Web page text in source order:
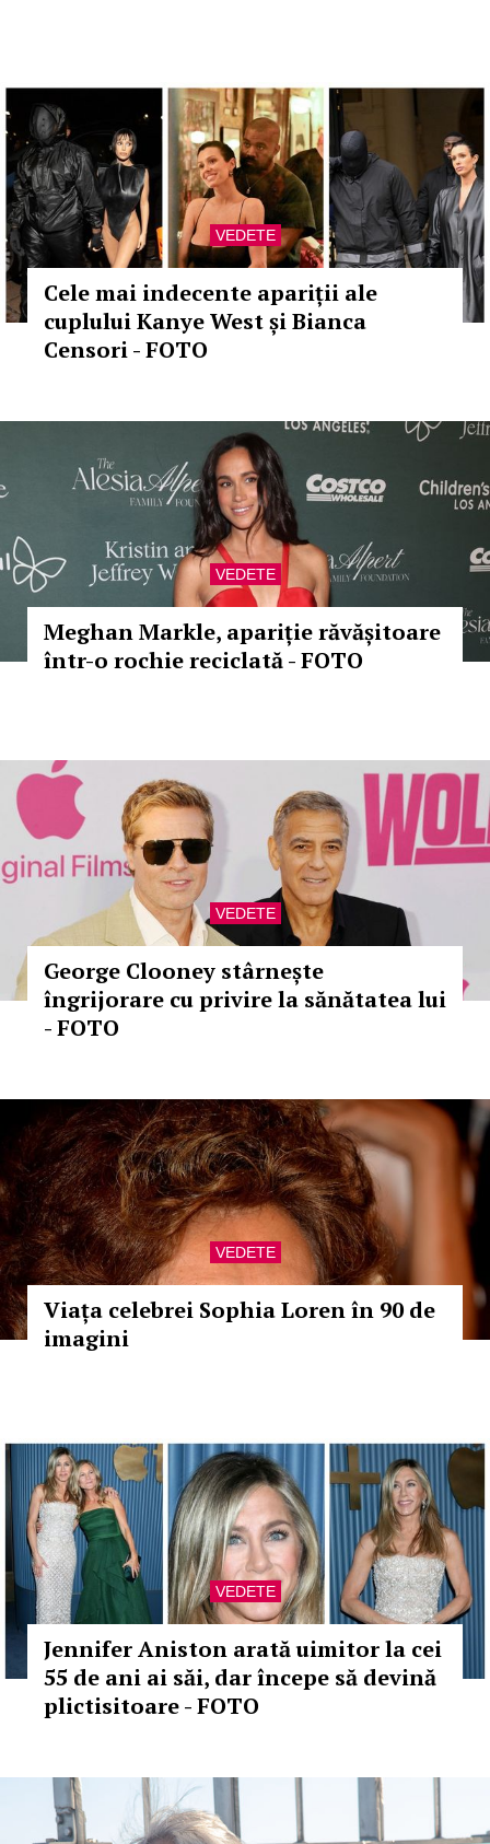
VEDETE
Cele mai indecente apariții ale
cuplului Kanye West și Bianca
Censori - FOTO
VEDETE
Meghan Markle, apariție răvășitoare
într-o rochie reciclată - FOTO
VEDETE
George Clooney stârnește
îngrijorare cu privire la sănătatea lui
- FOTO
VEDETE
Viața celebrei Sophia Loren în 90 de
imagini
VEDETE
Jennifer Aniston arată uimitor la cei
55 de ani ai săi, dar începe să devină
plictisitoare - FOTO